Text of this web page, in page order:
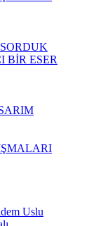
BİR ESER
Uslu